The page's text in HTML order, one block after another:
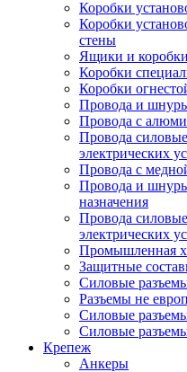
Коробки
Коробки
стены
Ящики и
Коробки
Коробки
Провода и
Провода с
Провода
электрических
Провода с
Провода и
назначения
Провода
электрических
Промышленная
Защитные
Силовые
Разъемы не
Силовые
Силовые
Крепеж
Анкеры